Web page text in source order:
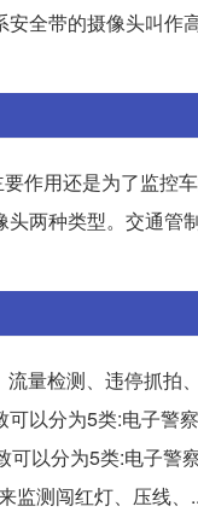
安全带的摄像头叫作
作用还是为了监控
两种类型。交通管
量检测、违停抓拍
以分为5类:电子警
可以分为5类:电子警
测闯红灯、压线、...